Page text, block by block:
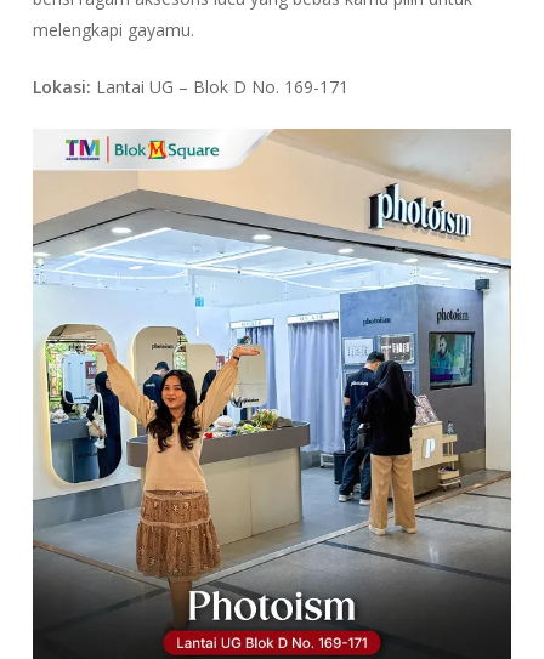
melengkapi gayamu.
Lokasi: Lantai UG – Blok D No. 169-171